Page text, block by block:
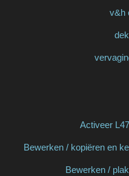
v&h
Activeer
Bewerken / kopiëren en
Bewerken /